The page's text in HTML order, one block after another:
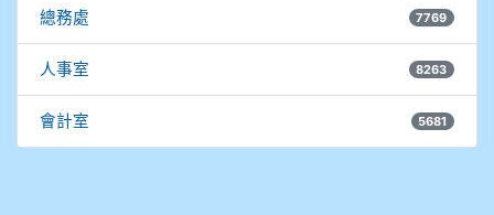
909林朝智
910謝尚橙
910呂芃澔
總務處 7769
人事室 8263
會計室 5681